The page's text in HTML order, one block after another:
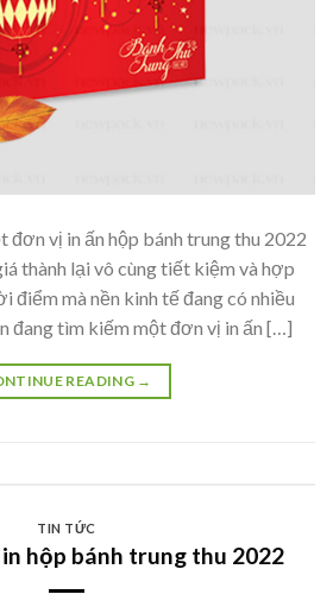
đơn vị in ấn hộp bánh trung thu 2022
thành lại vô cùng tiết kiệm và hợp
điểm mà nền kinh tế đang có nhiều
đang tìm kiếm một đơn vị in ấn […]
READING →
TIN TỨC
hộp bánh trung thu 2022